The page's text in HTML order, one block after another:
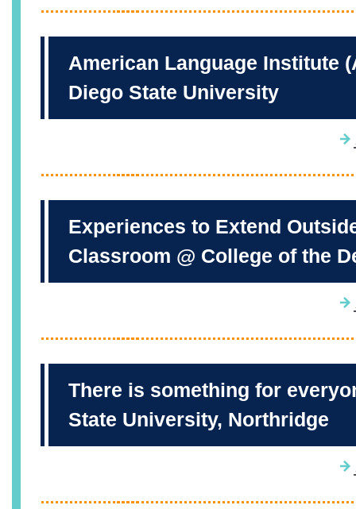
American Language Institute
Diego State University
Experiences to Extend
Classroom @ College of the
There is something for
State University, Northridge